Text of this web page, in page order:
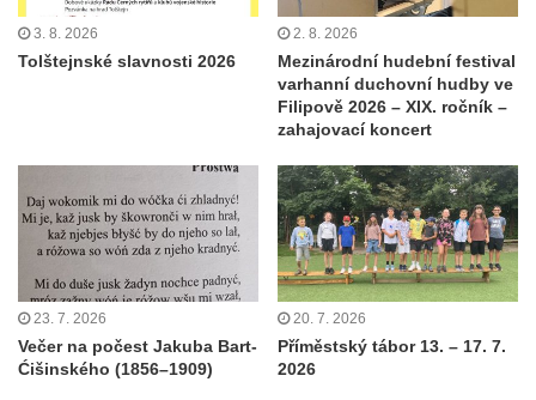
3. 8. 2026
Tolštejnské slavnosti 2026
2. 8. 2026
Mezinárodní hudební festival
varhanní duchovní hudby ve
Filipově 2026 – XIX. ročník –
zahajovací koncert
23. 7. 2026
Večer na počest Jakuba Bart-
Ćišinského (1856–1909)
20. 7. 2026
Příměstský tábor 13. – 17. 7.
2026